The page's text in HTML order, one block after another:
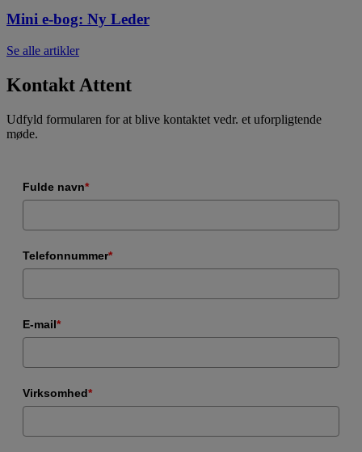
Mini e-bog: Ny Leder
Se alle artikler
Kontakt Attent
Udfyld formularen for at blive kontaktet vedr. et uforpligtende
møde.
Fulde navn*
Telefonnummer*
E-mail*
Virksomhed*